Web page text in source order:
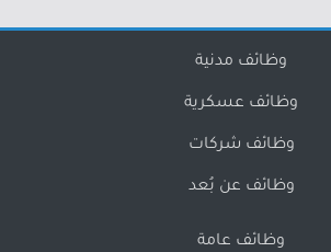
وظائف مدنية
وظائف عسكرية
وظائف شركات
وظائف عن بُعد
وظائف عامة